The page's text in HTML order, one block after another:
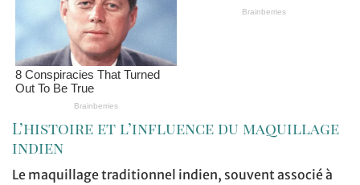
L’histoire et l’influence du maquillage
indien
Le maquillage traditionnel indien, souvent associé à